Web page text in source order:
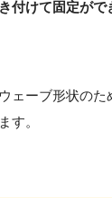
付けて固定がで
ェーブ形状のた
す。